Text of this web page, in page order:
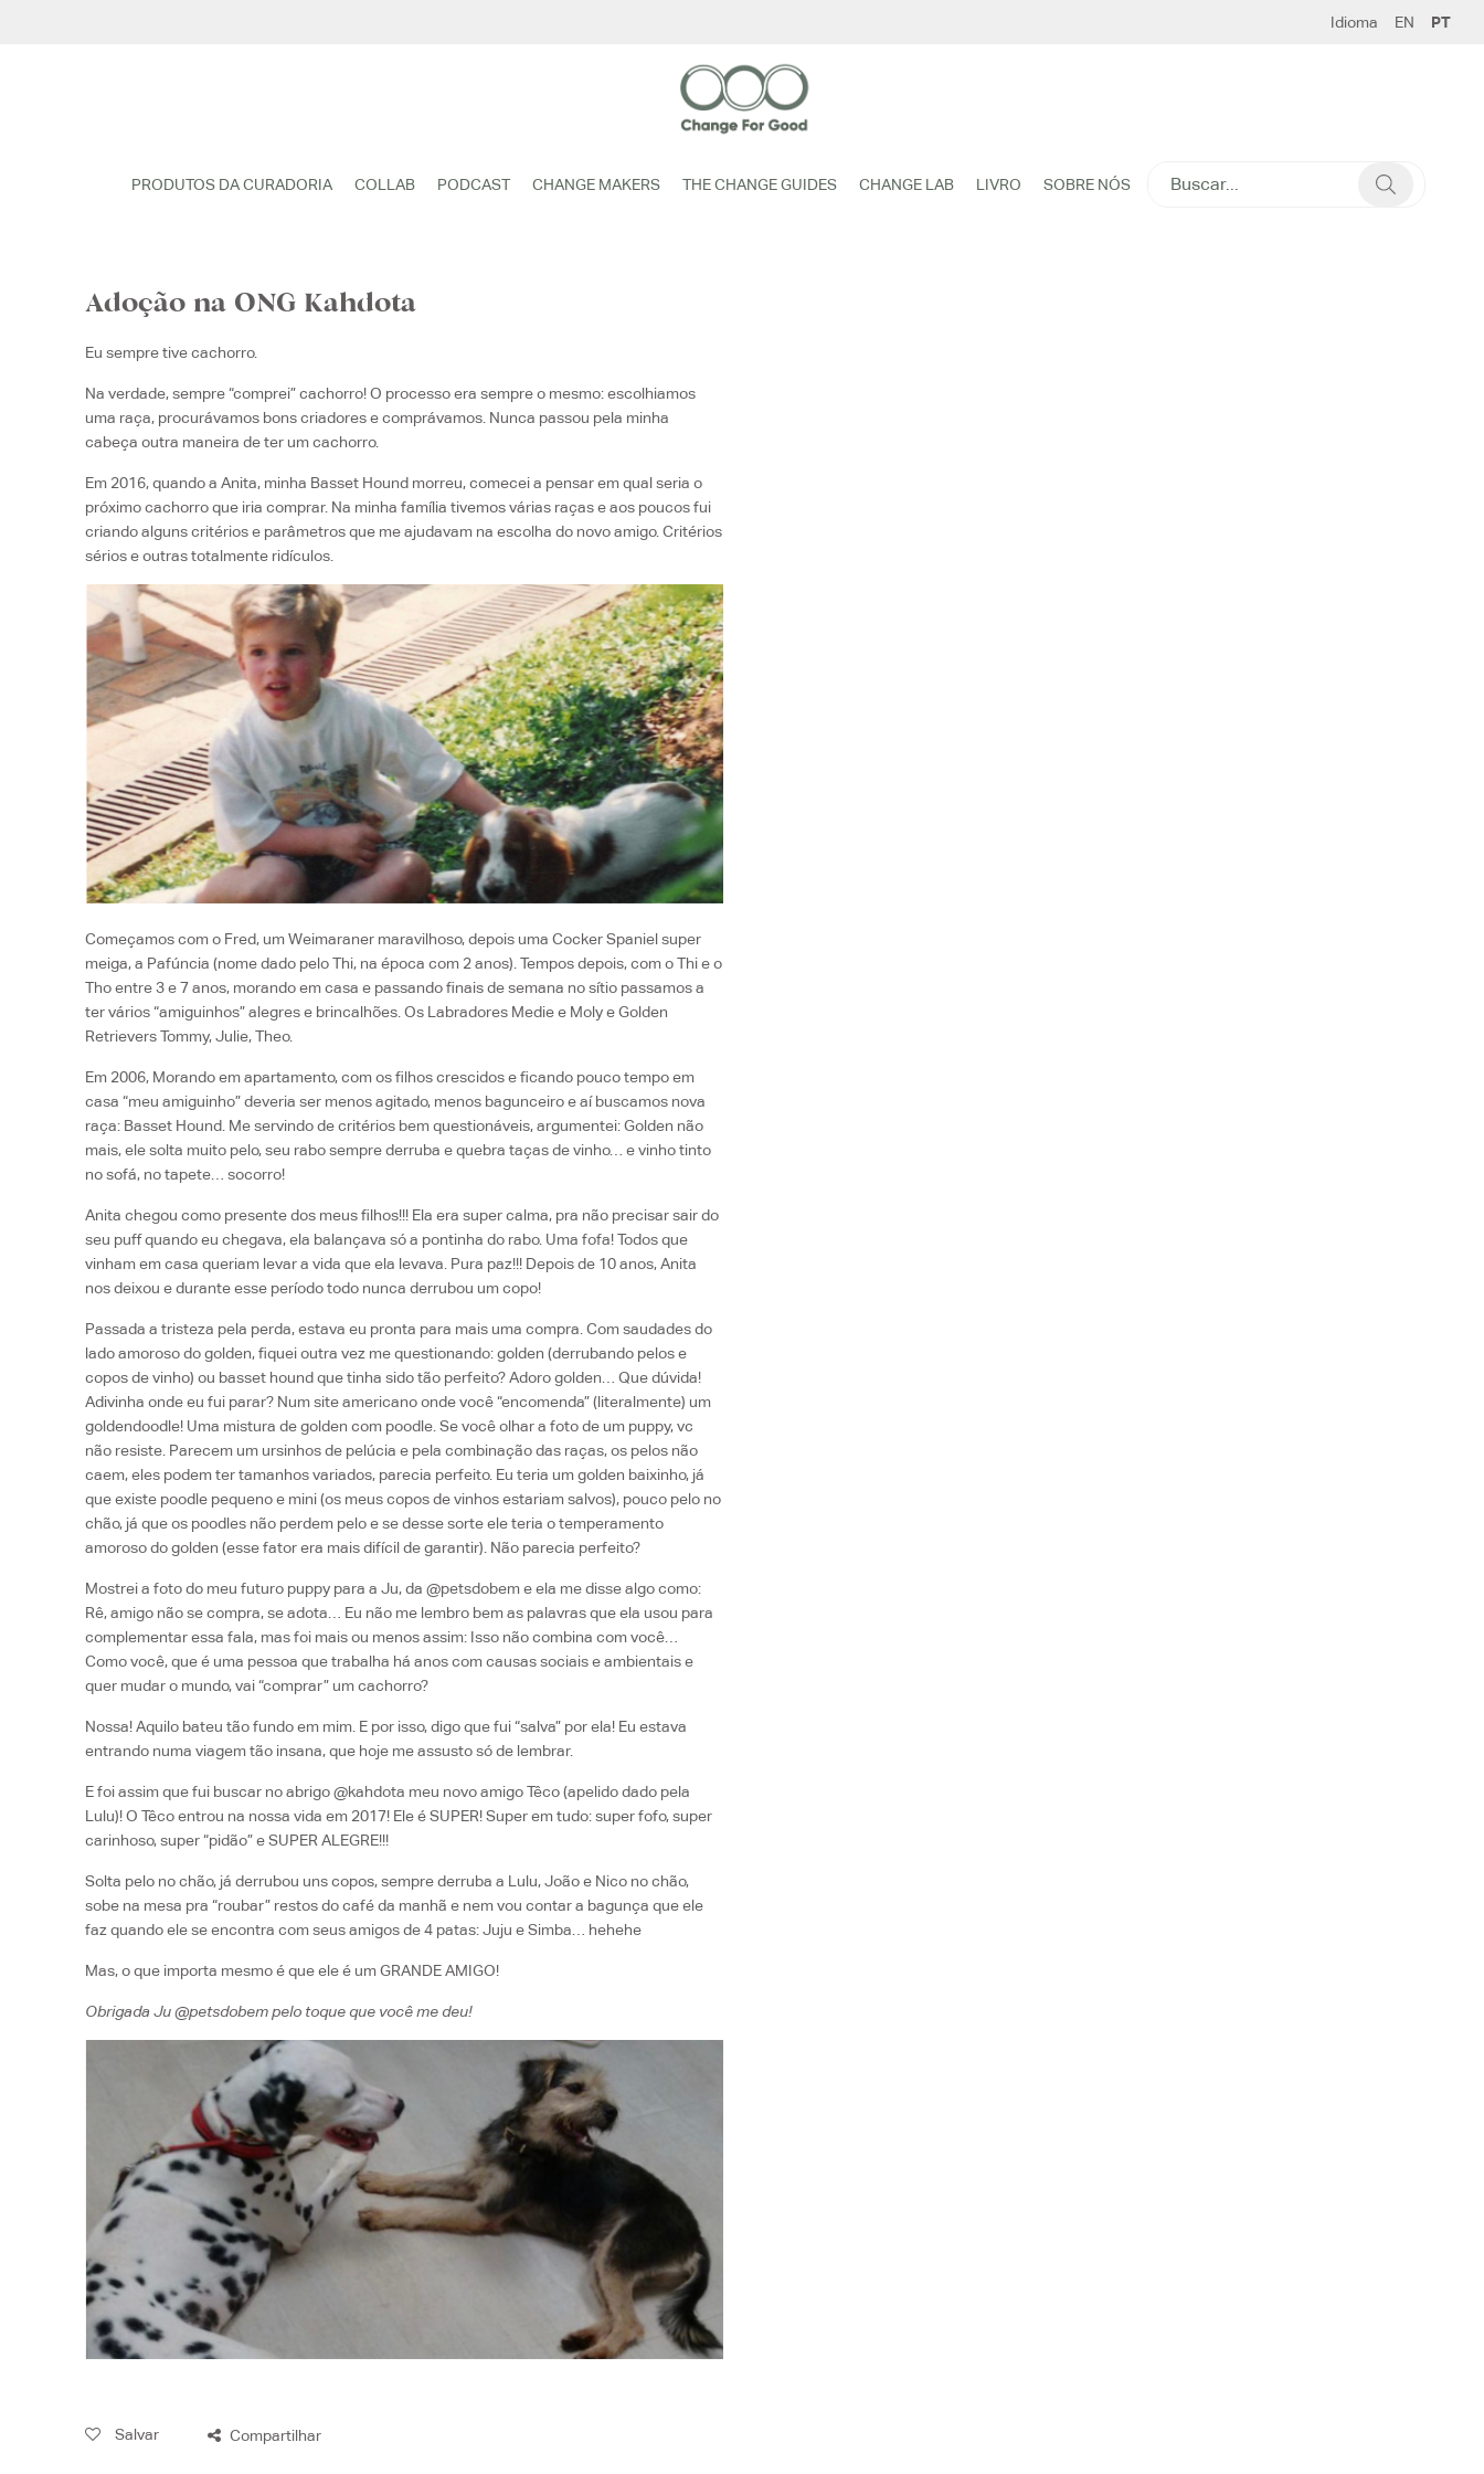
Idioma EN PT
PRODUTOS DA CURADORIA COLLAB PODCAST CHANGE MAKERS THE CHANGE GUIDES CHANGE LAB LIVRO SOBRE NÓS
Adoção na ONG Kahdota
Eu sempre tive cachorro.
Na verdade, sempre “comprei” cachorro! O processo era sempre o mesmo: escolhiamos
uma raça, procurávamos bons criadores e comprávamos. Nunca passou pela minha
cabeça outra maneira de ter um cachorro.
Em 2016, quando a Anita, minha Basset Hound morreu, comecei a pensar em qual seria o
próximo cachorro que iria comprar. Na minha família tivemos várias raças e aos poucos fui
criando alguns critérios e parâmetros que me ajudavam na escolha do novo amigo. Critérios
sérios e outras totalmente ridículos.
Começamos com o Fred, um Weimaraner maravilhoso, depois uma Cocker Spaniel super
meiga, a Pafúncia (nome dado pelo Thi, na época com 2 anos). Tempos depois, com o Thi e o
Tho entre 3 e 7 anos, morando em casa e passando finais de semana no sítio passamos a
ter vários “amiguinhos” alegres e brincalhões. Os Labradores Medie e Moly e Golden
Retrievers Tommy, Julie, Theo.
Em 2006, Morando em apartamento, com os filhos crescidos e ficando pouco tempo em
casa “meu amiguinho” deveria ser menos agitado, menos bagunceiro e aí buscamos nova
raça: Basset Hound. Me servindo de critérios bem questionáveis, argumentei: Golden não
mais, ele solta muito pelo, seu rabo sempre derruba e quebra taças de vinho… e vinho tinto
no sofá, no tapete… socorro!
Anita chegou como presente dos meus filhos!!! Ela era super calma, pra não precisar sair do
seu puff quando eu chegava, ela balançava só a pontinha do rabo. Uma fofa! Todos que
vinham em casa queriam levar a vida que ela levava. Pura paz!!! Depois de 10 anos, Anita
nos deixou e durante esse período todo nunca derrubou um copo!
Passada a tristeza pela perda, estava eu pronta para mais uma compra. Com saudades do
lado amoroso do golden, fiquei outra vez me questionando: golden (derrubando pelos e
copos de vinho) ou basset hound que tinha sido tão perfeito? Adoro golden… Que dúvida!
Adivinha onde eu fui parar? Num site americano onde você “encomenda” (literalmente) um
goldendoodle! Uma mistura de golden com poodle. Se você olhar a foto de um puppy, vc
não resiste. Parecem um ursinhos de pelúcia e pela combinação das raças, os pelos não
caem, eles podem ter tamanhos variados, parecia perfeito. Eu teria um golden baixinho, já
que existe poodle pequeno e mini (os meus copos de vinhos estariam salvos), pouco pelo no
chão, já que os poodles não perdem pelo e se desse sorte ele teria o temperamento
amoroso do golden (esse fator era mais difícil de garantir). Não parecia perfeito?
Mostrei a foto do meu futuro puppy para a Ju, da @petsdobem e ela me disse algo como:
Rê, amigo não se compra, se adota… Eu não me lembro bem as palavras que ela usou para
complementar essa fala, mas foi mais ou menos assim: Isso não combina com você…
Como você, que é uma pessoa que trabalha há anos com causas sociais e ambientais e
quer mudar o mundo, vai “comprar” um cachorro?
Nossa! Aquilo bateu tão fundo em mim. E por isso, digo que fui “salva” por ela! Eu estava
entrando numa viagem tão insana, que hoje me assusto só de lembrar.
E foi assim que fui buscar no abrigo @kahdota meu novo amigo Têco (apelido dado pela
Lulu)! O Têco entrou na nossa vida em 2017! Ele é SUPER! Super em tudo: super fofo, super
carinhoso, super “pidão” e SUPER ALEGRE!!!
Solta pelo no chão, já derrubou uns copos, sempre derruba a Lulu, João e Nico no chão,
sobe na mesa pra “roubar” restos do café da manhã e nem vou contar a bagunça que ele
faz quando ele se encontra com seus amigos de 4 patas: Juju e Simba… hehehe
Mas, o que importa mesmo é que ele é um GRANDE AMIGO!
Obrigada Ju @petsdobem pelo toque que você me deu!
Salvar Compartilhar